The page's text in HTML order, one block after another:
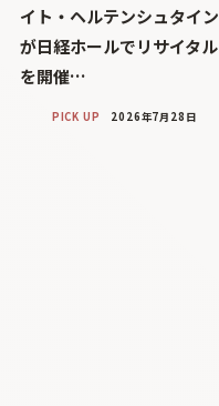
イト・ヘルテンシュタイン
が日経ホールでリサイタル
を開催…
PICK UP 2026年7月28日